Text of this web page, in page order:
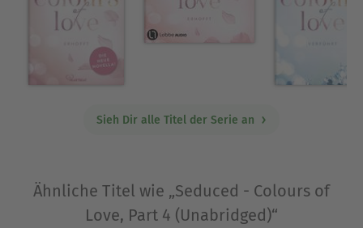
of Grey," Silvia Day&#39;s "Crossfire" series, or Jodi
Ellen Malpas&#39; "This Man" trilogy, then
COLOURS OF LOVE will thrill your desire for
sensual romance.
Über Kathryn Taylor
sie mit elf. Von da an wusste sie, dass sie
irgendwann als Schriftstellerin ihr Geld
verdienen wollte. Nach einigen beruflichen
Sieh Dir alle Titel der Serie an
Ähnliche Titel wie „Seduced - Colours of
Love, Part 4 (Unabridged)“